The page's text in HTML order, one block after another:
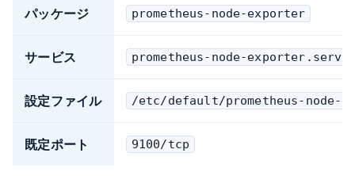
パッケージ prometheus-node-exporter
サービス prometheus-node-
設定ファイル /etc/default/prometheus-node-
既定ポート 9100/tcp